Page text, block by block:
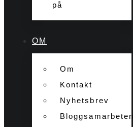
på
OM
Om
Kontakt
Nyhetsbrev
Bloggsamarbeten